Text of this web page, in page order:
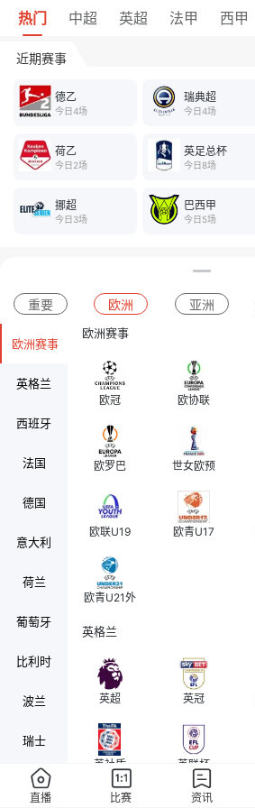
热门 中超 英超 法甲 西甲
近期赛事
德乙
今日4场
瑞典超
今日4场
荷乙
今日2场
英足总杯
今日8场
挪超
今日3场
巴西甲
今日5场
重要 欧洲 亚洲
欧洲赛事
英格兰
西班牙
法国
德国
意大利
荷兰
葡萄牙
比利时
波兰
瑞士
奥地利
欧洲赛事
欧冠 欧协联
欧罗巴 世女欧预
欧联U19 欧青U17
欧青U21外
英格兰
英超 英冠
英社盾 英联杯
直播 比赛 资讯